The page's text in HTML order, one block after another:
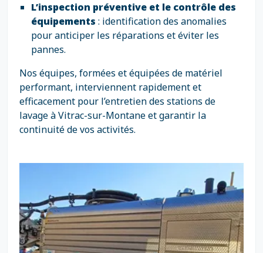
L’inspection préventive et le contrôle des
équipements : identification des anomalies
pour anticiper les réparations et éviter les
pannes.
Nos équipes, formées et équipées de matériel
performant, interviennent rapidement et
efficacement pour l’entretien des stations de
lavage à Vitrac-sur-Montane et garantir la
continuité de vos activités.